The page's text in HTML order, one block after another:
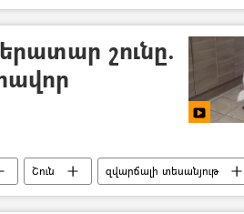
շունը.
Շուն զվարճալի տեսանյութ